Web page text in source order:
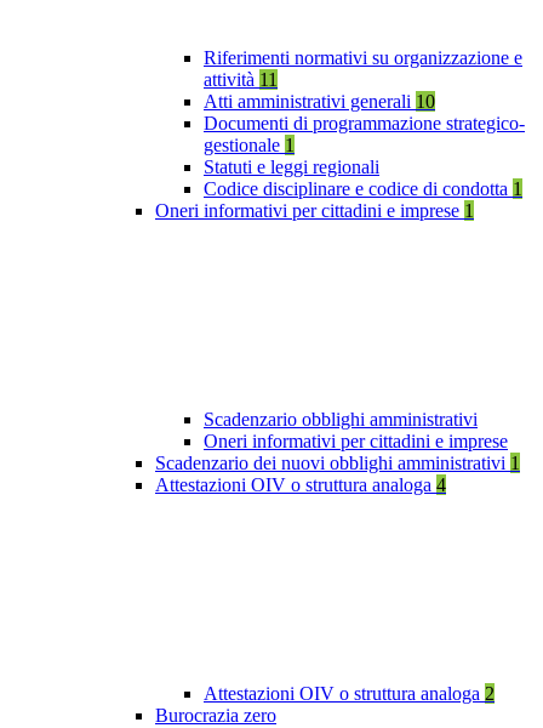
Riferimenti normativi su organizzazione e
attività 11
Atti amministrativi generali 10
Documenti di programmazione strategico-
gestionale 1
Statuti e leggi regionali
Codice disciplinare e codice di condotta 1
Oneri informativi per cittadini e imprese 1
Scadenzario obblighi amministrativi
Oneri informativi per cittadini e imprese
Scadenzario dei nuovi obblighi amministrativi 1
Attestazioni OIV o struttura analoga 4
Attestazioni OIV o struttura analoga 2
Burocrazia zero